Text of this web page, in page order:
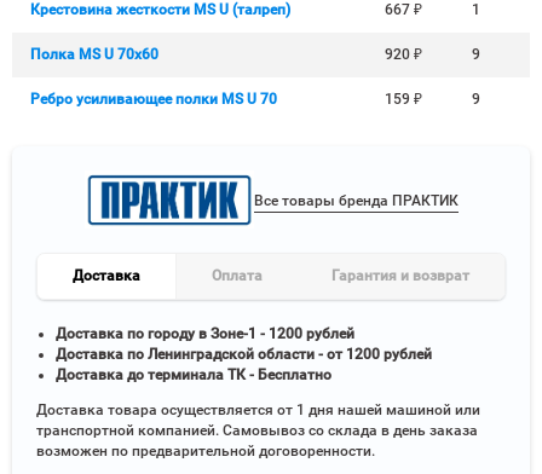
Крестовина жесткости MS U (талреп) 667 ₽ 1
Полка MS U 70х60 920 ₽ 9
Ребро усиливающее полки MS U 70 159 ₽ 9
Все товары бренда ПРАКТИК
Доставка Оплата Гарантия и возврат
Доставка по городу в Зоне-1 - 1200 рублей
Доставка по Ленинградской области - от 1200 рублей
Доставка до терминала ТК - Бесплатно
Доставка товара осуществляется от 1 дня нашей машиной или
транспортной компанией. Самовывоз со склада в день заказа
возможен по предварительной договоренности.